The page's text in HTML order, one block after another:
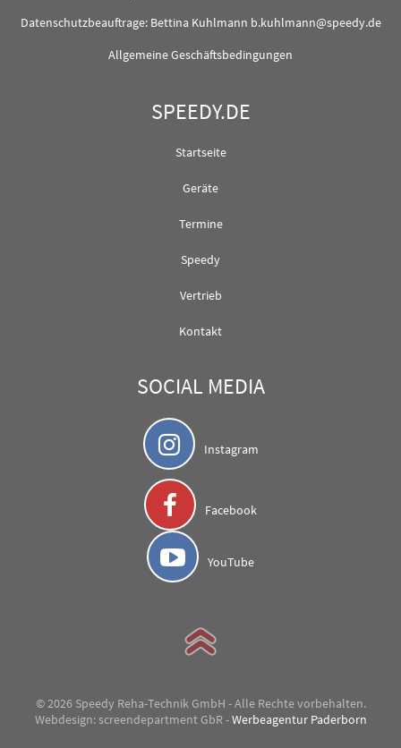
Datenschutzbeauftrage: Bettina Kuhlmann b.kuhlmann@speedy.de
Allgemeine Geschäftsbedingungen
SPEEDY.DE
Startseite
Geräte
Termine
Speedy
Vertrieb
Kontakt
SOCIAL MEDIA
Instagram
Facebook
YouTube
© 2026 Speedy Reha-Technik GmbH - Alle Rechte vorbehalten.
Webdesign: screendepartment GbR -Werbeagentur Paderborn